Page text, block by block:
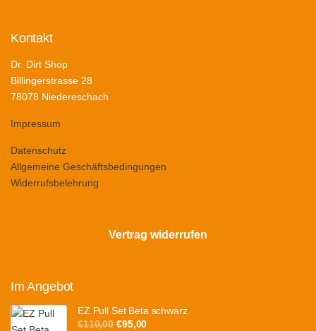
Kontakt
Dr. Dirt Shop
Billingerstrasse 28
78078 Niedereschach
Impressum
Datenschutz
Allgemeine Geschäftsbedingungen
Widerrufsbelehrung
Vertrag widerrufen
Im Angebot
EZ Pull Set Beta schwarz
€110,00 Ursprünglicher
€95,00Aktueller